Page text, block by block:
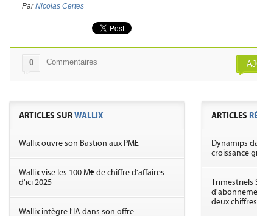
ParNicolas Certes
0 Commentaires
ARTICLES SURWALLIX
Wallix ouvre son Bastion aux PME
Wallix vise les 100 M€ de chiffre d'affaires
d'ici 2025
Wallix intègre l'IA dans son offre
ARTICLES
Dynamips
croissance
Trimestriels
deux chiffres